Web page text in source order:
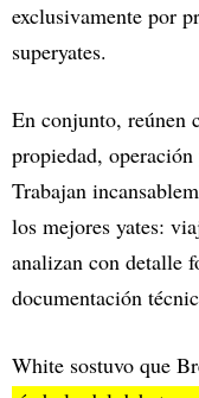
exclusivamente por
superyates.
En conjunto, reúnen
propiedad,
Trabajan
los mejores yates:
analizan con detalle
documentación
White sostuvo que